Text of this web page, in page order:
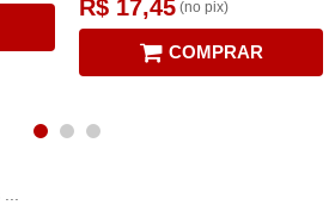
R$ 17,45 (no pix)
COMPRAR